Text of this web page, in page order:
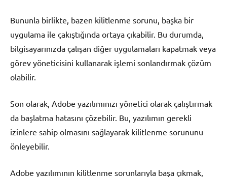
Bununla birlikte, bazen kilitlenme sorunu, başka bir
uygulama ile çakıştığında ortaya çıkabilir. Bu durumda,
bilgisayarınızda çalışan diğer uygulamaları kapatmak veya
görev yöneticisini kullanarak işlemi sonlandırmak çözüm
olabilir.
Son olarak, Adobe yazılımınızı yönetici olarak çalıştırmak
da başlatma hatasını çözebilir. Bu, yazılımın gerekli
izinlere sahip olmasını sağlayarak kilitlenme sorununu
önleyebilir.
Adobe yazılımının kilitlenme sorunlarıyla başa çıkmak,